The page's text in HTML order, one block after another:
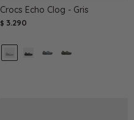
Crocs Echo Clog - Gris
$ 3.290